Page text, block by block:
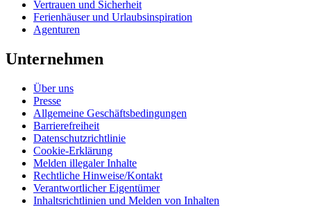
Vertrauen und Sicherheit
Ferienhäuser und Urlaubsinspiration
Agenturen
Unternehmen
Über uns
Presse
Allgemeine Geschäftsbedingungen
Barrierefreiheit
Datenschutzrichtlinie
Cookie-Erklärung
Melden illegaler Inhalte
Rechtliche Hinweise/Kontakt
Verantwortlicher Eigentümer
Inhaltsrichtlinien und Melden von Inhalten